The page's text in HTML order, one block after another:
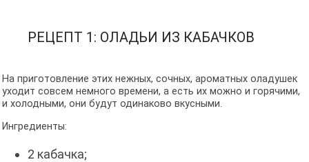
РЕЦЕПТ 1: ОЛАДЬИ ИЗ КАБАЧКОВ
На приготовление этих нежных, сочных, ароматных оладушек
уходит совсем немного времени, а есть их можно и горячими,
и холодными, они будут одинаково вкусными.
Ингредиенты:
2 кабачка;